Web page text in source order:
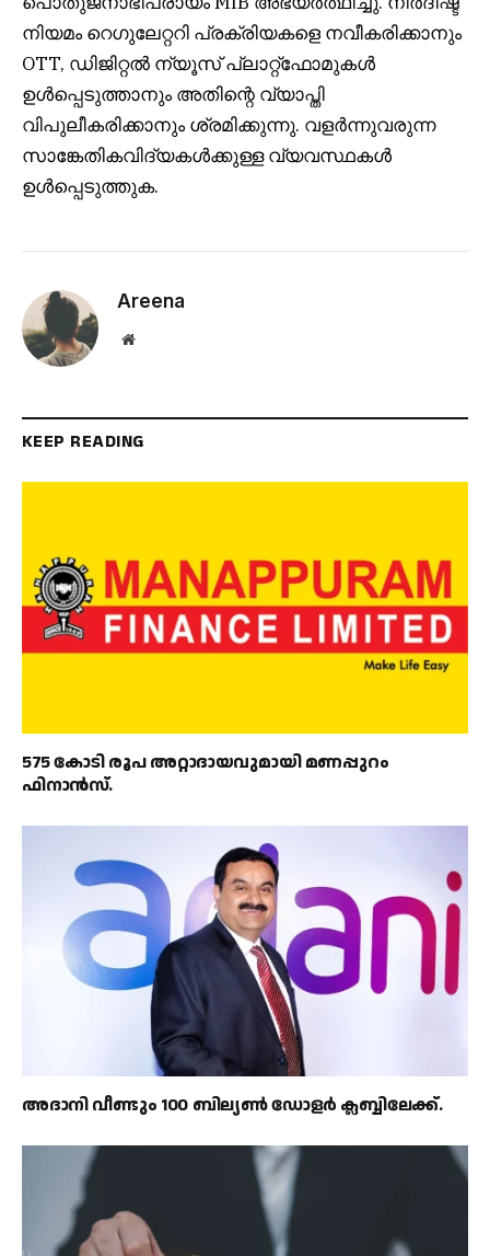
നിയമം റെഗുലേറ്ററി പ്രക്രിയകളെ നവീകരിക്കാനും
OTT, ഡിജിറ്റൽ ന്യൂസ് പ്ലാറ്റ്‌ഫോമുകൾ
ഉൾപ്പെടുത്താനും അതിന്റെ വ്യാപ്തി
വിപുലീകരിക്കാനും ശ്രമിക്കുന്നു. വളർന്നുവരുന്ന
സാങ്കേതികവിദ്യകൾക്കുള്ള വ്യവസ്ഥകൾ
ഉൾപ്പെടുത്തുക.
Areena
Website
KEEP READING
575 കോടി രൂപ അറ്റാദായവുമായി മണപ്പുറം
ഫിനാൻസ്.
അദാനി വീണ്ടും 100 ബില്യൺ ഡോളർ ക്ലബ്ബിലേക്ക്.